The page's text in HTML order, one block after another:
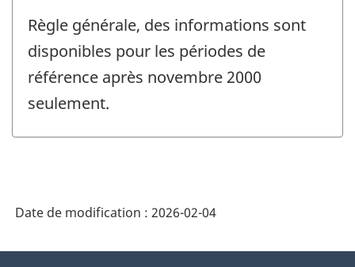
Règle générale, des informations sont
disponibles pour les périodes de
référence après novembre 2000
seulement.
Date de modification : 2026-02-04